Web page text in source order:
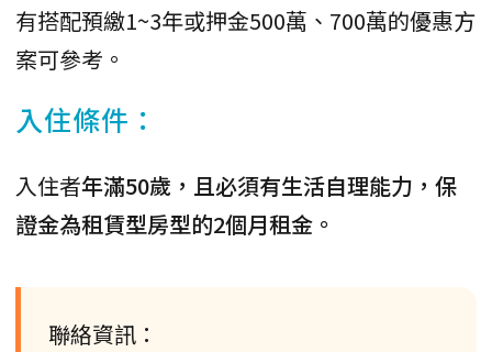
有搭配預繳1~3年或押金500萬、700萬的優惠方
案可參考。
入住條件：
入住者年滿50歲，且必須有生活自理能力，保
證金為租賃型房型的2個月租金。
聯絡資訊：